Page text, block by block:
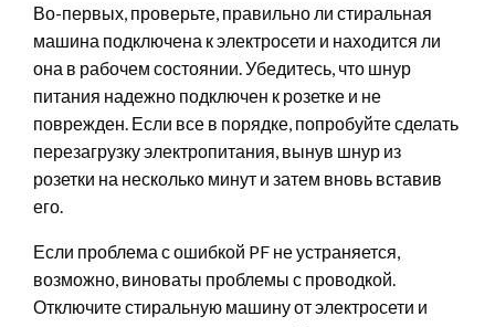
Во-первых, проверьте, правильно ли стиральная
машина подключена к электросети и находится ли
она в рабочем состоянии. Убедитесь, что шнур
питания надежно подключен к розетке и не
поврежден. Если все в порядке, попробуйте сделать
перезагрузку электропитания, вынув шнур из
розетки на несколько минут и затем вновь вставив
его.
Если проблема с ошибкой PF не устраняется,
возможно, виноваты проблемы с проводкой.
Отключите стиральную машину от электросети и